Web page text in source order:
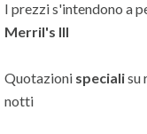
I prezzi s'intendono a
Merril's III
Quotazioni specialisu
notti